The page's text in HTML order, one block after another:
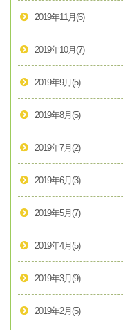
2019年11月 (6)
2019年10月 (7)
2019年9月 (5)
2019年8月 (5)
2019年7月 (2)
2019年6月 (3)
2019年5月 (7)
2019年4月 (5)
2019年3月 (9)
2019年2月 (5)